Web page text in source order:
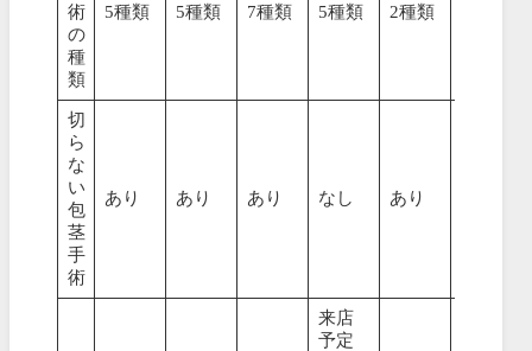
術
の
種
類
5種類 5種類 7種類 5種類 2種類
切
ら
な
い
包
茎
手
術
あり あり あり なし あり
来店
予定